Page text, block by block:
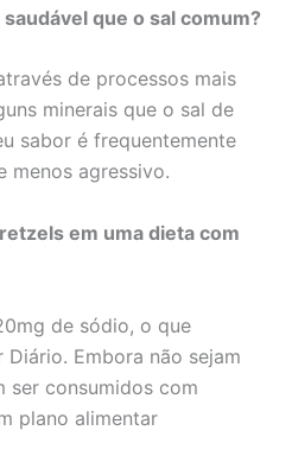
que o sal comum?
de processos mais
minerais que o sal de
sabor é frequentemente
menos agressivo.
em uma dieta com
de sódio, o que
Diário. Embora não sejam
ser consumidos com
plano alimentar